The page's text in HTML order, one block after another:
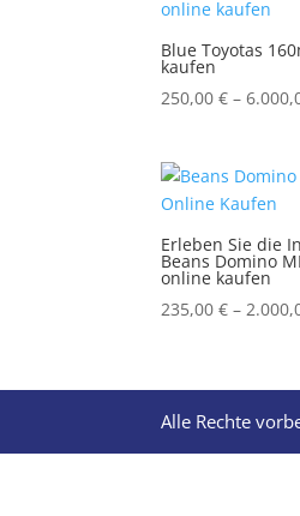
Blue Toyotas
kaufen
250,00€ –
Erleben Sie die
Beans Domino
online kaufen
235,00€ –
Alle Rechte